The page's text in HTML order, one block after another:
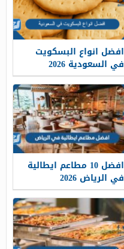
افضل انواع البسكويت
في السعودية 2026
افضل 10 مطاعم ايطالية
في الرياض 2026